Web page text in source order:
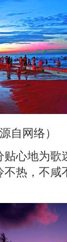
自网络）
心地为歌
热，不